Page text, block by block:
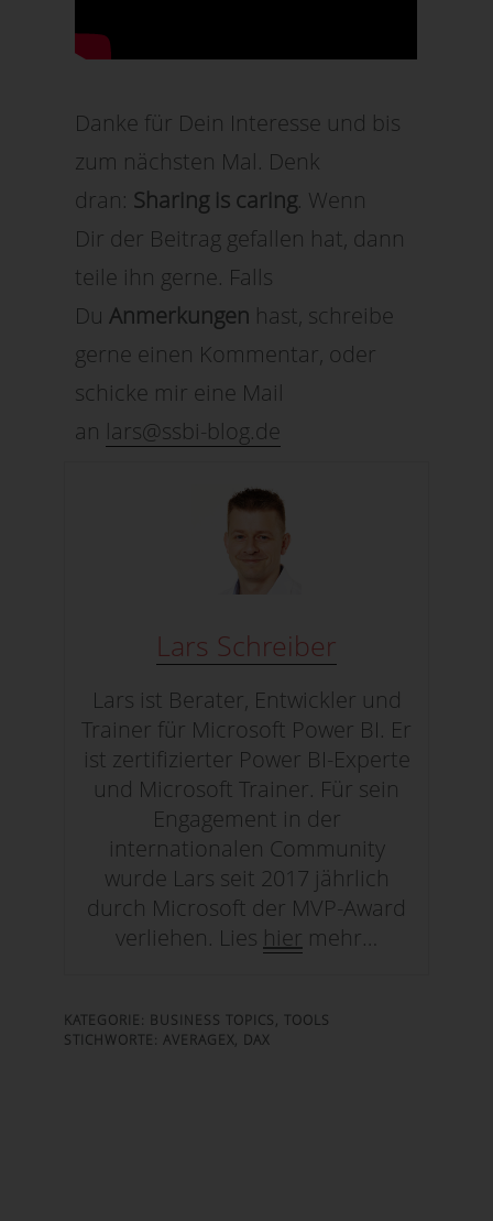
Danke für Dein Interesse und bis
zum nächsten Mal. Denk
dran: Sharing is caring. Wenn
Dir der Beitrag gefallen hat, dann
teile ihn gerne. Falls
DuAnmerkungen hast, schreibe
gerne einen Kommentar, oder
schicke mir eine Mail
an lars@ssbi-blog.de
Lars Schreiber
Lars ist Berater, Entwickler und
Trainer für Microsoft Power BI. Er
ist zertifizierter Power BI-Experte
und Microsoft Trainer. Für sein
Engagement in der
internationalen Community
wurde Lars seit 2017 jährlich
durch Microsoft der MVP-Award
verliehen. Lies hier mehr…
KATEGORIE: BUSINESS TOPICS, TOOLS
STICHWORTE:AVERAGEX, DAX